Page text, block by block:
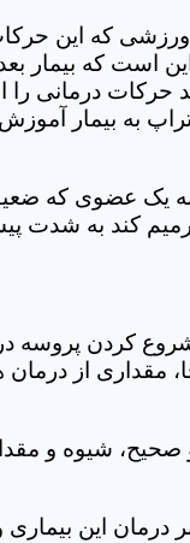
که این
است که بیمار
حرکات درمانی
به بیمار
یک عضوی که
کند به شدت
کردن
مقداری از
شیوه و
بر درمان